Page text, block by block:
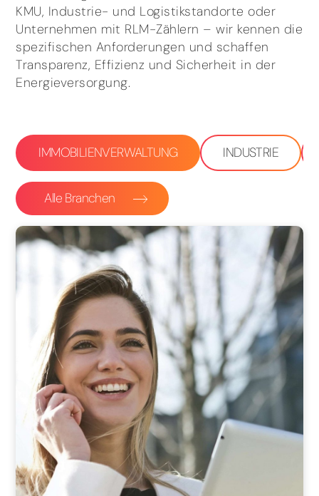
KMU, Industrie- und Logistikstandorte oder
Unternehmen mit RLM-Zählern – wir kennen die
spezifischen Anforderungen und schaffen
Transparenz, Effizienz und Sicherheit in der
Energieversorgung.
IMMOBILIENVERWALTUNG INDUSTRIE
Alle Branchen